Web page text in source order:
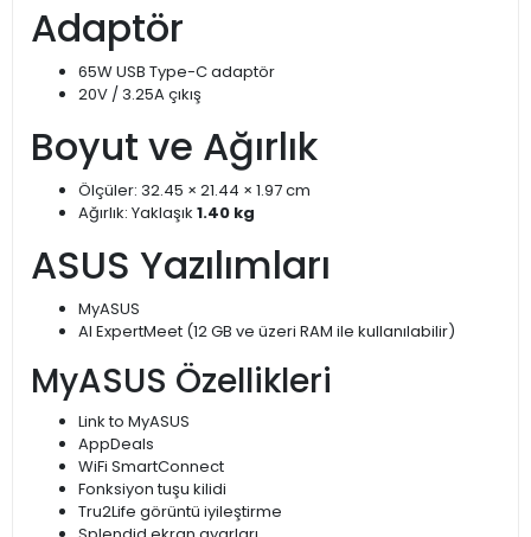
Adaptör
65W USB Type-C adaptör
20V / 3.25A çıkış
Boyut ve Ağırlık
Ölçüler: 32.45 × 21.44 × 1.97 cm
Ağırlık: Yaklaşık 1.40 kg
ASUS Yazılımları
MyASUS
AI ExpertMeet (12 GB ve üzeri RAM ile kullanılabilir)
MyASUS Özellikleri
Link to MyASUS
AppDeals
WiFi SmartConnect
Fonksiyon tuşu kilidi
Tru2Life görüntü iyileştirme